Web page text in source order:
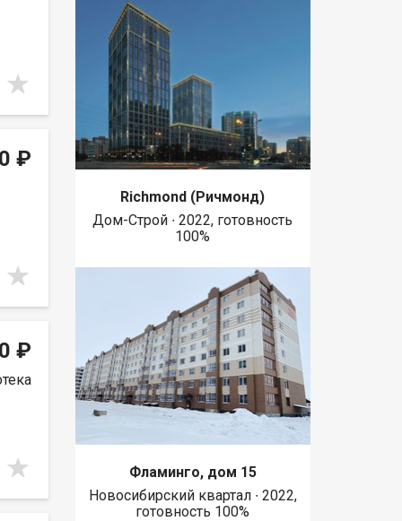
₽
₽
Richmond (Ричмонд)
Дом-Строй ∙ 2022, готовность
100%
Фламинго, дом 15
Новосибирский квартал ∙ 2022,
готовность 100%